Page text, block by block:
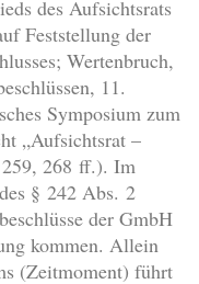
des Aufsichtsrats
Feststellung der
Wertenbruch,
11.
Symposium zum
„Aufsichtsrat –
268 ff.). Im
§ 242 Abs. 2
der GmbH
kommen. Allein
(Zeitmoment) führt